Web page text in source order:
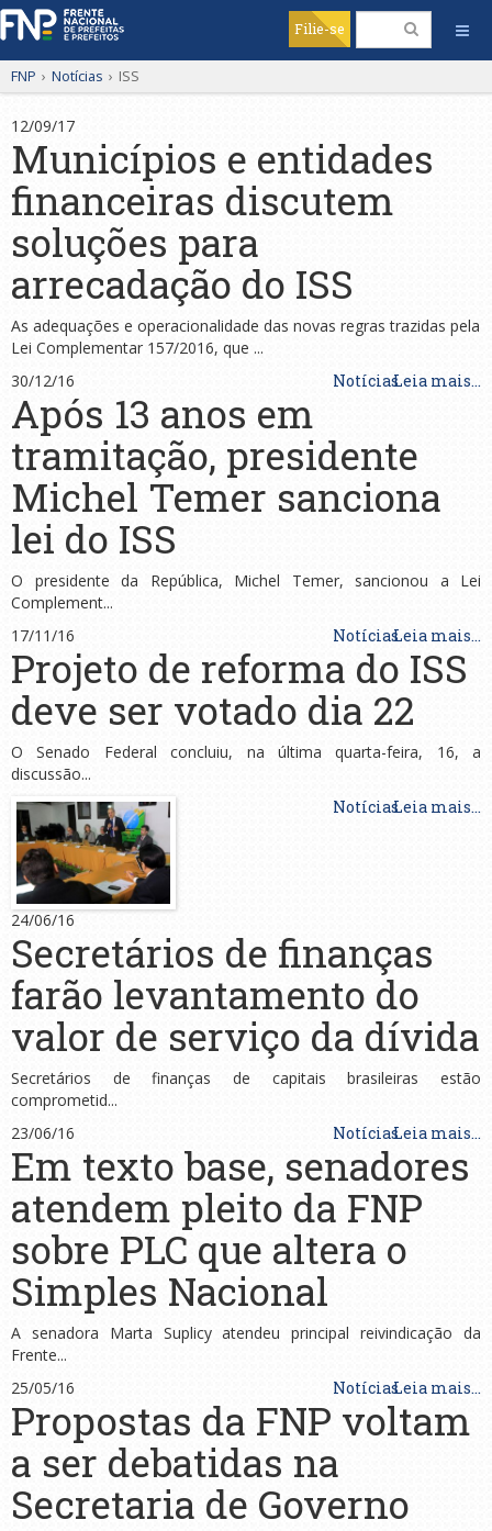
Filie-se
FNP › Notícias › ISS
12/09/17
Municípios e entidades
financeiras discutem
soluções para
arrecadação do ISS
As adequações e operacionalidade das novas regras trazidas pela
Lei Complementar 157/2016, que ...
NotíciasLeia mais...
30/12/16
Após 13 anos em
tramitação, presidente
Michel Temer sanciona
lei do ISS
O presidente da República, Michel Temer, sancionou a Lei
Complement...
NotíciasLeia mais...
17/11/16
Projeto de reforma do ISS
deve ser votado dia 22
O Senado Federal concluiu, na última quarta-feira, 16, a
discussão...
NotíciasLeia mais...
24/06/16
Secretários de finanças
farão levantamento do
valor de serviço da dívida
Secretários de finanças de capitais brasileiras estão
comprometid...
NotíciasLeia mais...
23/06/16
Em texto base, senadores
atendem pleito da FNP
sobre PLC que altera o
Simples Nacional
A senadora Marta Suplicy atendeu principal reivindicação da
Frente...
NotíciasLeia mais...
25/05/16
Propostas da FNP voltam
a ser debatidas na
Secretaria de Governo